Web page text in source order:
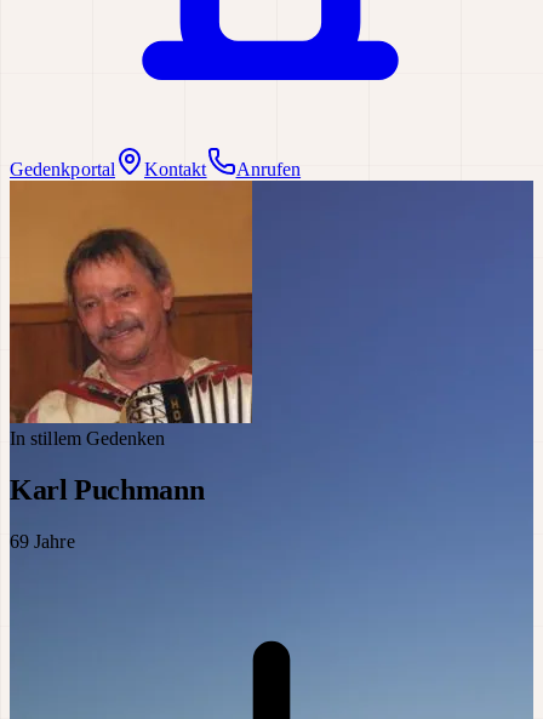
Gedenkportal Kontakt Anrufen
In stillem Gedenken
Karl Puchmann
69 Jahre